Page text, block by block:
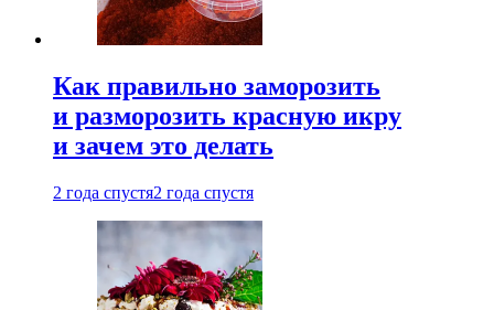
Как правильно заморозить
и разморозить красную икру
и зачем это делать
2 года спустя2 года спустя